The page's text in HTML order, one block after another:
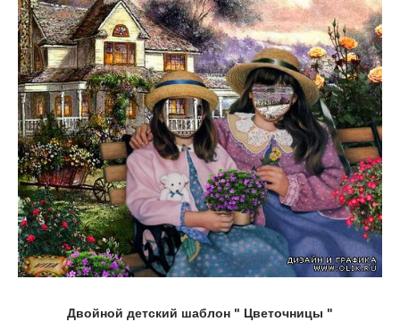
Двойной детский шаблон " Цветочницы "